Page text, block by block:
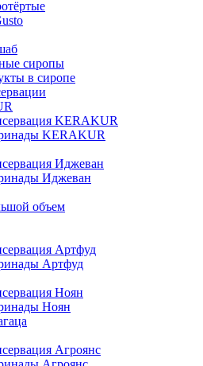
сиропы
в сиропе
KERAKUR
KERAKUR
Иджеван
Иджеван
объем
Артфуд
Артфуд
Ноян
Ноян
Агроянс